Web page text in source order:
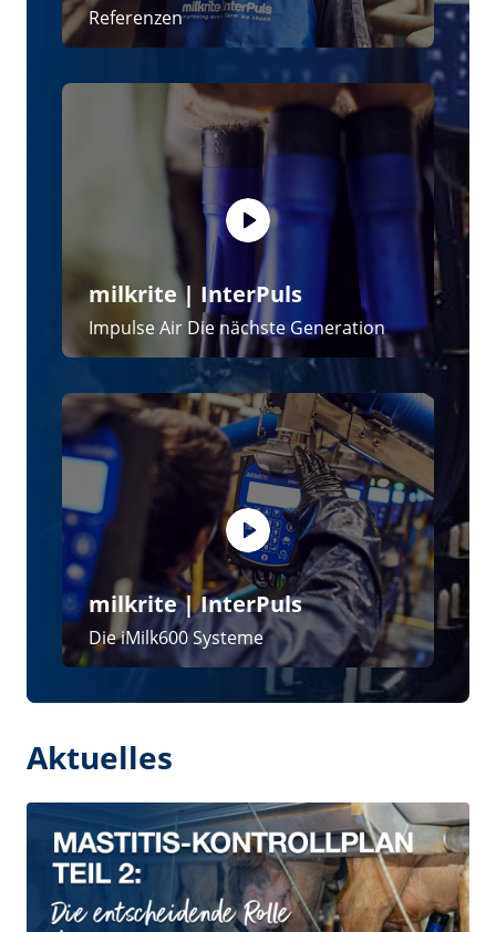
Die iMilk600 Systeme
28 July 2026
Mastitis-Kontrollprotokoll Teil 2: Die
entscheidende Rolle der Zitzengummis
Mastitis-Kontrollplan Teil 1: Nützliche
Empehlungen zur Vorbeugung der
Krankheit